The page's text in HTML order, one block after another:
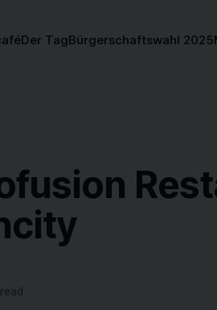
Der TagBürgerschaftswahl 2025